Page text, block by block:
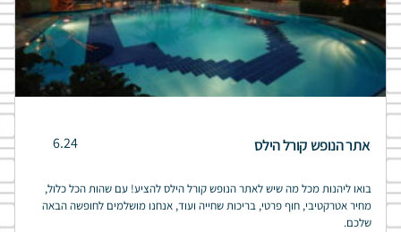
אתר הנופש קורל הילס 6.24
בואו ליהנות מכל מה שיש לאתר הנופש קורל הילס להציע! עם שהות הכל כלול,
מחיר אטרקטיבי, חוף פרטי, בריכות שחייה ועוד, אנחנו מושלמים לחופשה הבאה
שלכם.